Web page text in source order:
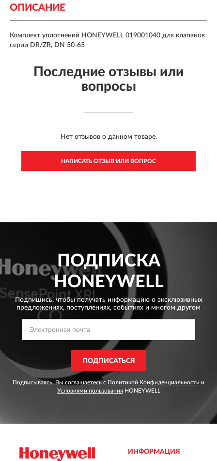
ОПИСАНИЕ
Комплект уплотнений HONEYWELL 019001040 для клапанов
серии DR/ZR, DN 50-65
Последние отзывы или
вопросы
Нет отзывов о данном товаре.
НАПИСАТЬ ОТЗЫВ ИЛИ ВОПРОС
ПОДПИСКА
HONEYWELL
Подпишись, чтобы получать информацию о эксклюзивных
предложениях, поступлениях, событиях и многом другом
ПОДПИСАТЬСЯ
Подписываясь, Вы соглашаетесь с Политикой Конфиденциальности и
Условиями пользованияHONEYWELL
ИНФОРМАЦИЯ